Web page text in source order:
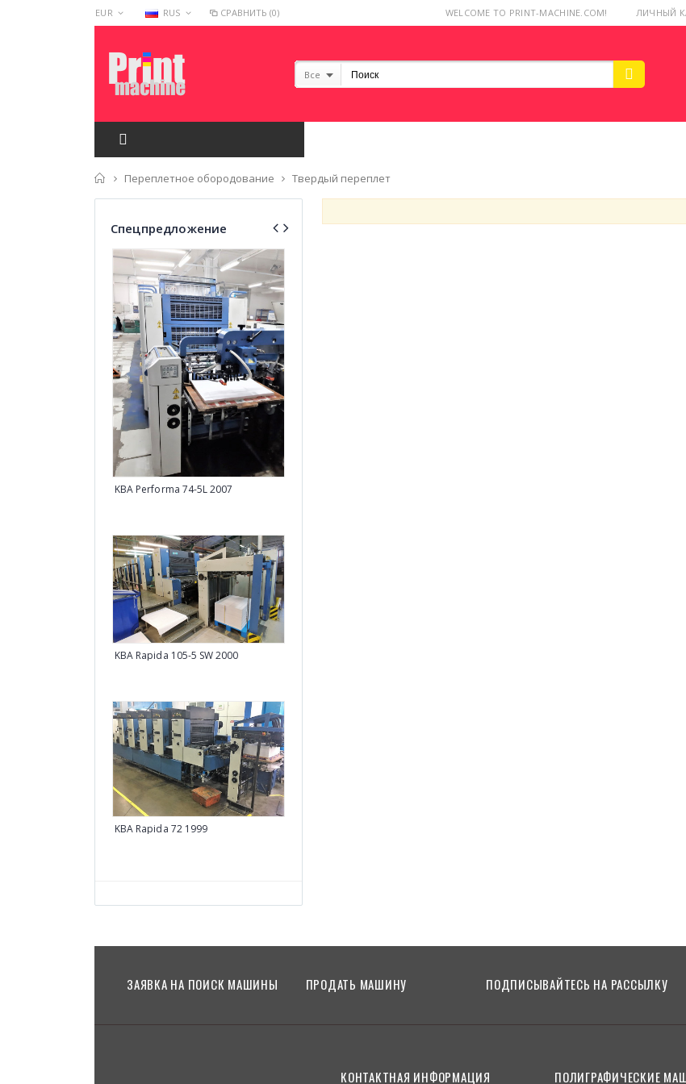
EUR RUS СРАВНИТЬ (0) ЛИЧНЫЙ
WELCOME TO PRINT-MACHINE.COM!
Все
Главная
Переплетное обородование Твердый переплет
Спецпредложение
KBA Performa 74-5L 2007
KBA Rapida 105-5 SW 2000
KBA Rapida 72 1999
ЗАЯВКА НА ПОИСК МАШИНЫ ПРОДАТЬ МАШИНУ ПОДПИСЫВАЙТЕСЬ НА РАССЫЛКУ
КОНТАКТНАЯ ИНФОРМАЦИЯ ПОЛИГРАФИЧЕСКИЕ